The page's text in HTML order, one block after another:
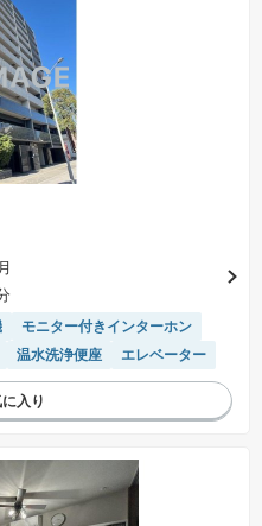
モニター付きインターホン
温水洗浄便座 エレベーター